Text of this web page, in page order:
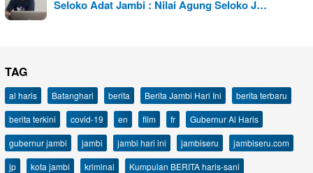
Seloko Adat Jambi : Nilai Agung Seloko J…
TAG
al haris Batanghari berita Berita Jambi Hari Ini
berita terbaru
berita terkini
covid-19 en film fr
Gubernur Al Haris
gubernur jambi
jambi jambi hari ini jambiseru
jambiseru.com
jp
kota jambi kriminal
Kumpulan BERITA haris-sani